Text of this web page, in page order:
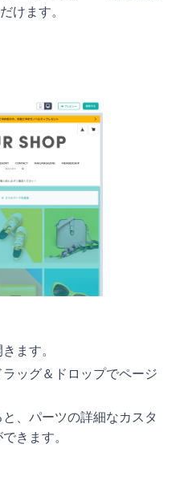
けます。
ます。
ッグ＆ドロップでページ
、パーツの詳細なカスタ
きます。